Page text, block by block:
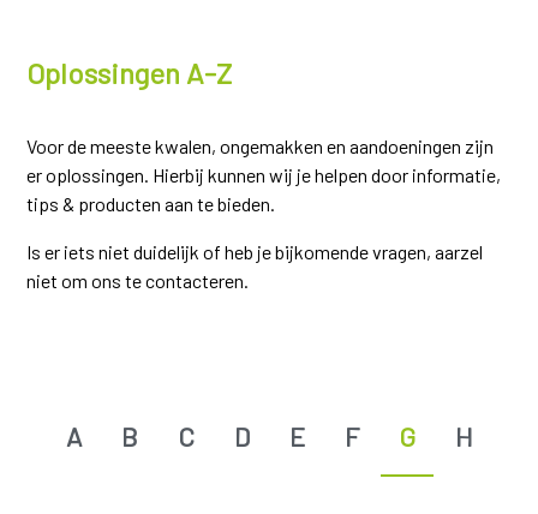
Oplossingen A-Z
Voor de meeste kwalen, ongemakken en aandoeningen zijn
er oplossingen. Hierbij kunnen wij je helpen door informatie,
tips & producten aan te bieden.
Is er iets niet duidelijk of heb je bijkomende vragen, aarzel
niet om ons te contacteren.
A B C D E F G H